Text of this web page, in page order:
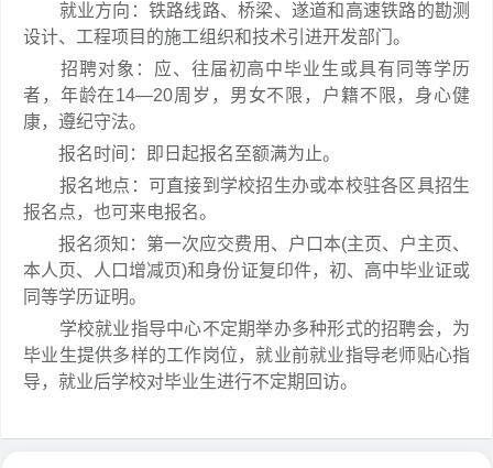
就业方向：铁路线路、桥梁、遂道和高速铁路的勘测
设计、工程项目的施工组织和技术引进开发部门。
招聘对象：应、往届初高中毕业生或具有同等学历
者，年龄在14—20周岁，男女不限，户籍不限，身心健
康，遵纪守法。
报名时间：即日起报名至额满为止。
报名地点：可直接到学校招生办或本校驻各区具招生
报名点，也可来电报名。
报名须知：第一次应交费用、户口本(主页、户主页、
本人页、人口增减页)和身份证复印件，初、高中毕业证或
同等学历证明。
学校就业指导中心不定期举办多种形式的招聘会，为
毕业生提供多样的工作岗位，就业前就业指导老师贴心指
导，就业后学校对毕业生进行不定期回访。